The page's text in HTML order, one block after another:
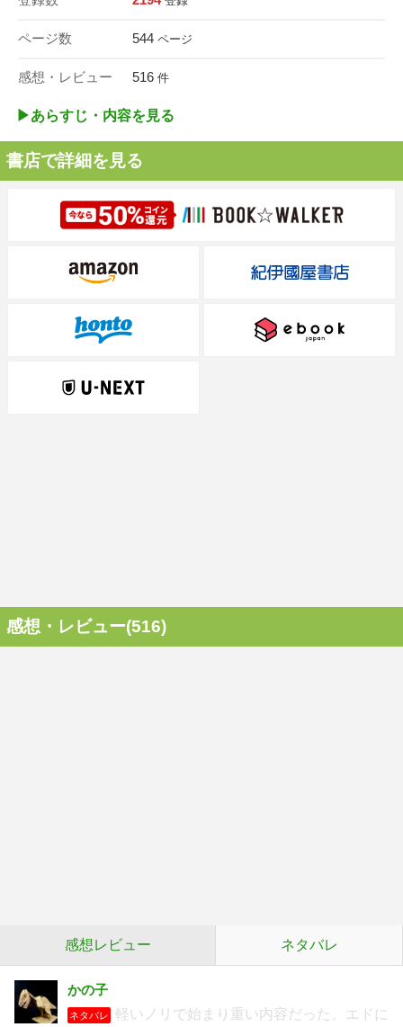
ページ数 544 ページ
感想・レビュー 516 件
▶︎あらすじ・内容を見る
書店で詳細を見る
感想・レビュー(516)
感想レビュー ネタバレ
かの子
ネタバレ
軽いノリで始まり重い内容だった。エドに